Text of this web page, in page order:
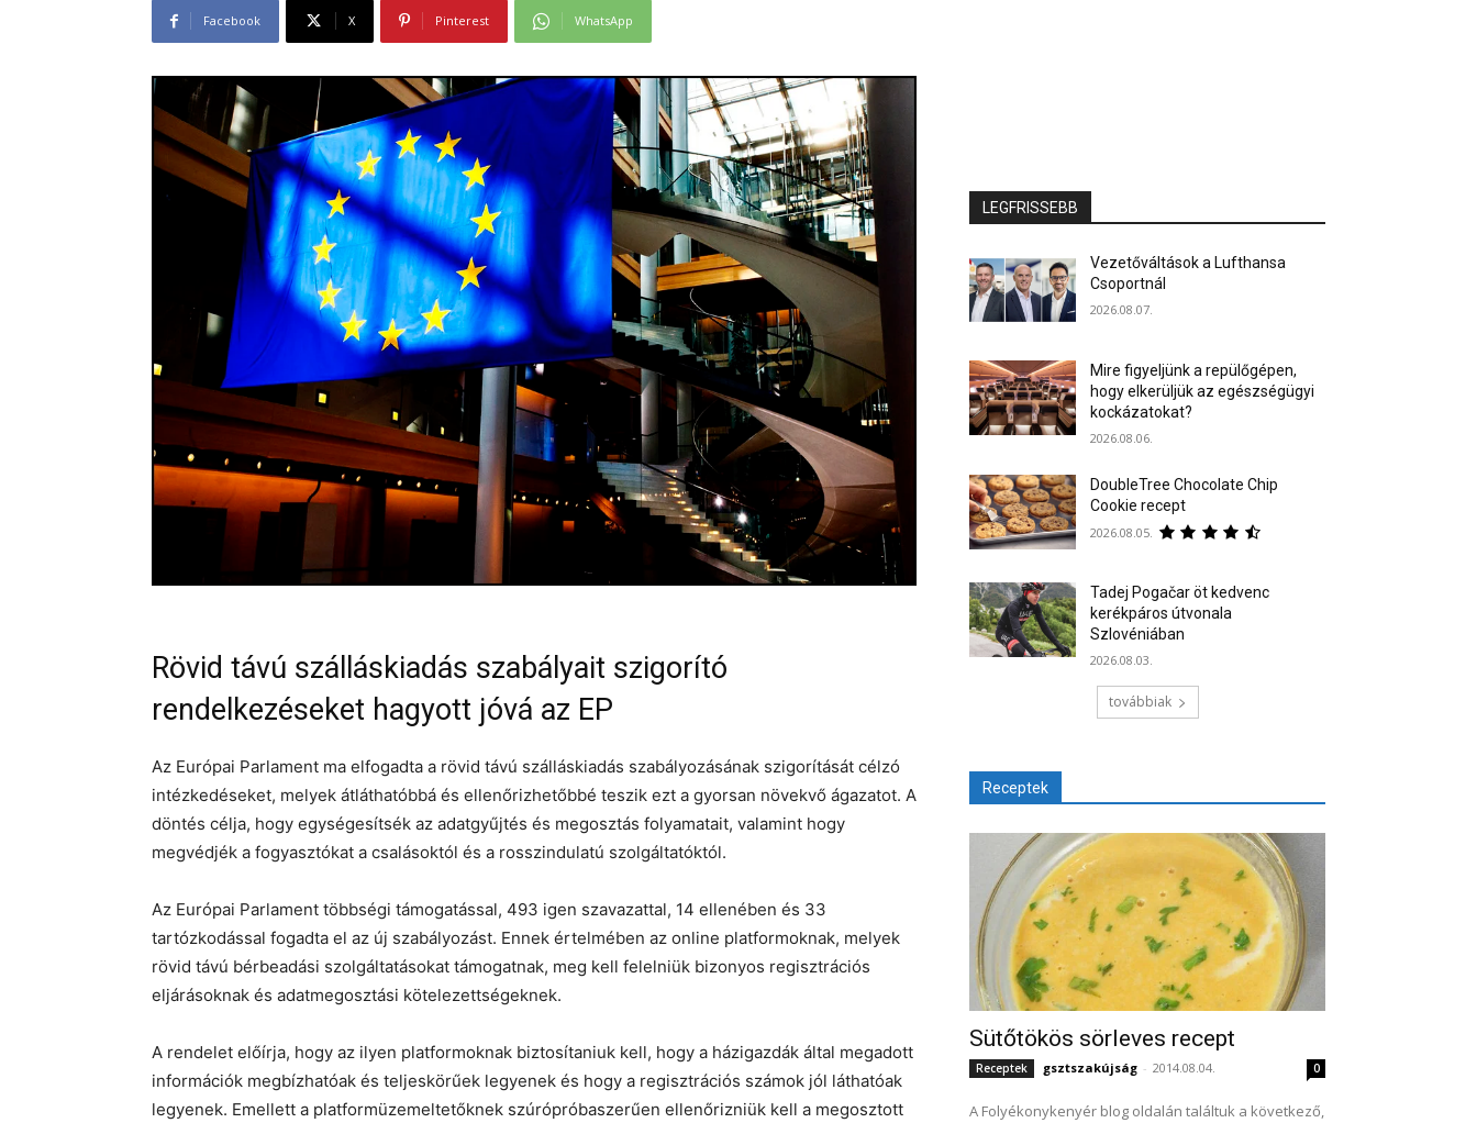
Facebook X Pinterest WhatsApp
Rövid távú szálláskiadás szabályait szigorító
rendelkezéseket hagyott jóvá az EP
Az Európai Parlament ma elfogadta a rövid távú szálláskiadás szabályozásának szigorítását célzó
intézkedéseket, melyek átláthatóbbá és ellenőrizhetőbbé teszik ezt a gyorsan növekvő ágazatot. A
döntés célja, hogy egységesítsék az adatgyűjtés és megosztás folyamatait, valamint hogy
megvédjék a fogyasztókat a csalásoktól és a rosszindulatú szolgáltatóktól.
Az Európai Parlament többségi támogatással, 493 igen szavazattal, 14 ellenében és 33
tartózkodással fogadta el az új szabályozást. Ennek értelmében az online platformoknak, melyek
rövid távú bérbeadási szolgáltatásokat támogatnak, meg kell felelniük bizonyos regisztrációs
eljárásoknak és adatmegosztási kötelezettségeknek.
A rendelet előírja, hogy az ilyen platformoknak biztosítaniuk kell, hogy a házigazdák által megadott
információk megbízhatóak és teljeskörűek legyenek és hogy a regisztrációs számok jól láthatóak
legyenek. Emellett a platformüzemeltetőknek szúrópróbaszerűen ellenőrizniük kell a megosztott
LEGFRISSEBB
Vezetőváltások a Lufthansa
Csoportnál
2026.08.07.
Mire figyeljünk a repülőgépen,
hogy elkerüljük az egészségügyi
kockázatokat?
2026.08.06.
DoubleTree Chocolate Chip
Cookie recept
2026.08.05.
Tadej Pogačar öt kedvenc
kerékpáros útvonala
Szlovéniában
2026.08.03.
továbbiak
Receptek
Sütőtökös sörleves recept
Receptek gsztszakújság - 2014.08.04. 0
A Folyékonykenyér blog oldalán találtuk a következő,